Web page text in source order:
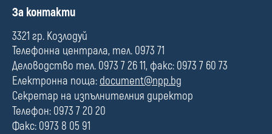
П
л
е
За контакти
3321 гр. Козлодуй
Телефонна централа, тел. 0973 71
Деловодство тел. 0973 7 26 11, факс: 0973 7 60 73
Електронна поща: document@npp.bg
Секретар на изпълнителния директор
Телефон: 0973 7 20 20
Факс: 0973 8 05 91